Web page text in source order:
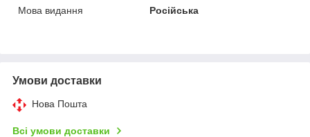
Мова видання
Російська
Умови доставки
Нова Пошта
Всі умови доставки